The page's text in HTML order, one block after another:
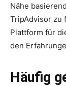
Nähe
TripAdvisor zu
Plattform für
den
Häufig